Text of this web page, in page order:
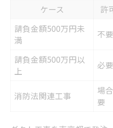
ケース 許
請負金額500万円未
満
不
請負金額500万円以
上
必要
消防法関連工事
場
要